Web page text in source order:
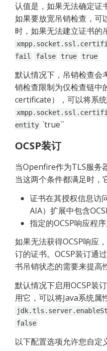
认值是，如果无法确定证
如果要放宽吊销检查，可
时，如果无法建立证书的
fail
false true true
默认情况下，吊销检查会
销检查限制为仅检查链中
certificate），可以将系统
entity `true``
OCSP装订
当Openfire作为TLS服务
当这两个条件都满足时，
证书在其授权信息访
AIA）扩展中包含
指定的OCSP响应程
如果无法获得OCSP响应
订的证书。OCSP装订通
书吊销状态的需要来提高
默认情况下启用OCSP装
false
以下配置选项允许您自定